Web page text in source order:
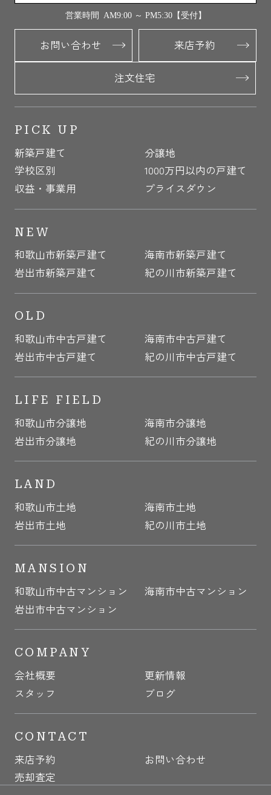
営業時間 AM9:00 ～ PM5:30【受付】
お問い合わせ 来店予約
注文住宅
PICK UP
新築戸建て
分譲地
学校区別
1000万円以内の戸建て
収益・事業用
プライスダウン
NEW
和歌山市新築戸建て
海南市新築戸建て
岩出市新築戸建て
紀の川市新築戸建て
OLD
和歌山市中古戸建て
海南市中古戸建て
岩出市中古戸建て
紀の川市中古戸建て
LIFE FIELD
和歌山市分譲地
海南市分譲地
岩出市分譲地
紀の川市分譲地
LAND
和歌山市土地
海南市土地
岩出市土地
紀の川市土地
MANSION
和歌山市中古マンション
海南市中古マンション
岩出市中古マンション
COMPANY
会社概要
更新情報
スタッフ
ブログ
CONTACT
来店予約
お問い合わせ
売却査定